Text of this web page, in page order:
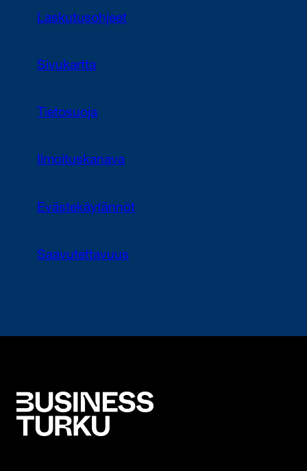
Laskutusohjeet
Sivukartta
Tietosuoja
Ilmoituskanava
Evästekäytännöt
Saavutettavuus